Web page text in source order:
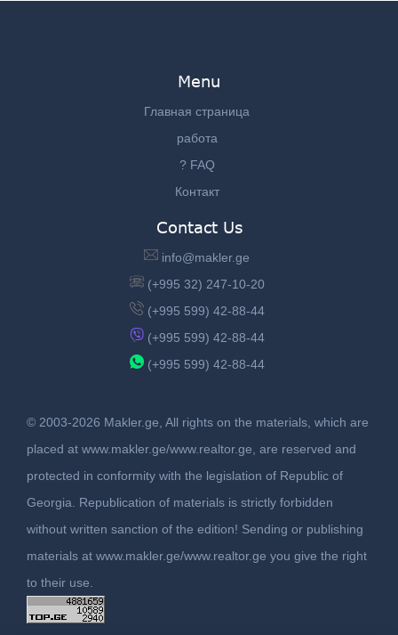
Menu
Главная страница
работа
? FAQ
Контакт
Contact Us
info@makler.ge
(+995 32) 247-10-20
(+995 599) 42-88-44
(+995 599) 42-88-44
(+995 599) 42-88-44
© 2003-2026 Makler.ge, All rights on the materials, which are
placed at www.makler.ge/www.realtor.ge, are reserved and
protected in conformity with the legislation of Republic of
Georgia. Republication of materials is strictly forbidden
without written sanction of the edition! Sending or publishing
materials at www.makler.ge/www.realtor.ge you give the right
to their use.